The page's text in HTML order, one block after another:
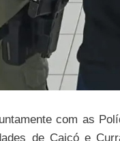
com as
de Caicó e